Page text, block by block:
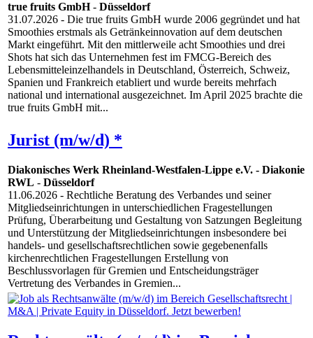
true fruits GmbH- Düsseldorf
31.07.2026 - Die true fruits GmbH wurde 2006 gegründet und hat
Smoothies erstmals als Getränkeinnovation auf dem deutschen
Markt eingeführt. Mit den mittlerweile acht Smoothies und drei
Shots hat sich das Unternehmen fest im FMCG-Bereich des
Lebensmitteleinzelhandels in Deutschland, Österreich, Schweiz,
Spanien und Frankreich etabliert und wurde bereits mehrfach
national und international ausgezeichnet. Im April 2025 brachte die
true fruits GmbH mit...
Jurist (m/w/d) *
Diakonisches Werk Rheinland-Westfalen-Lippe e.V. - Diakonie
RWL - Düsseldorf
11.06.2026 - Rechtliche Beratung des Verbandes und seiner
Mitgliedseinrichtungen in unterschiedlichen Fragestellungen
Prüfung, Überarbeitung und Gestaltung von Satzungen Begleitung
und Unterstützung der Mitgliedseinrichtungen insbesondere bei
handels- und gesellschaftsrechtlichen sowie gegebenenfalls
kirchenrechtlichen Fragestellungen Erstellung von
Beschlussvorlagen für Gremien und Entscheidungsträger
Vertretung des Verbandes in Gremien...